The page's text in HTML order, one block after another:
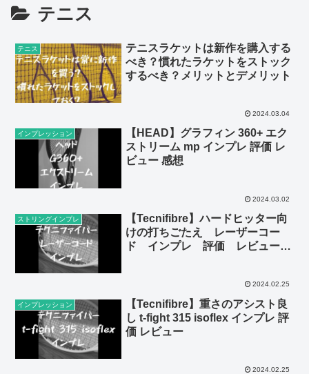
テニス
テニス
テニスラケットは新作を購入する
べき？慣れたラケットをストック
するべき？メリットとデメリット
2024.03.04
インプレッション
【HEAD】グラフィン 360+ エク
ストリーム mp インプレ 評価 レ
ビュー 感想
2024.03.02
ストリングインプレ
【Tecnifibre】ハードヒッター向
けの打ちごたえ レーザーコー
ド インプレ 評価 レビュー
2024.02.25
インプレッション
【Tecnifibre】重さのアシスト良
し t-fight 315 isoflex インプレ 評
価 レビュー
2024.02.25